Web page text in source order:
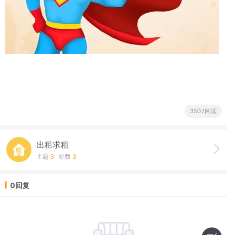
3507阅读
出租求租
主题 3 帖数 3
0回复